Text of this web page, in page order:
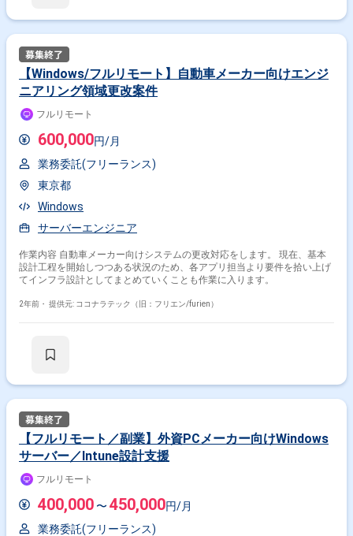
【Windows/フルリモート】自動車メーカー向けエンジ
ニアリング領域更改案件
フルリモート
600,000円/月
業務委託(フリーランス)
東京都
Windows
サーバーエンジニア
作業内容 自動車メーカー向けシステムの更改対応をします。 現在、基本
設計工程を開始しつつある状況のため、各アプリ担当より要件を拾い上げ
てインフラ設計としてまとめていくことも作業に入ります。
2年前・ 提供元: ココナラテック（旧：フリエン/furien）
【フルリモート／副業】外資PCメーカー向けWindows
サーバー／Intune設計支援
フルリモート
400,000 〜 450,000円/月
業務委託(フリーランス)